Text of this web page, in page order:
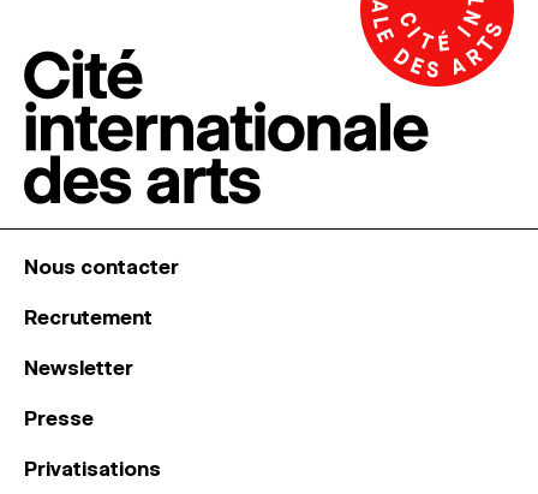
Nous contacter
Recrutement
Newsletter
Presse
Privatisations